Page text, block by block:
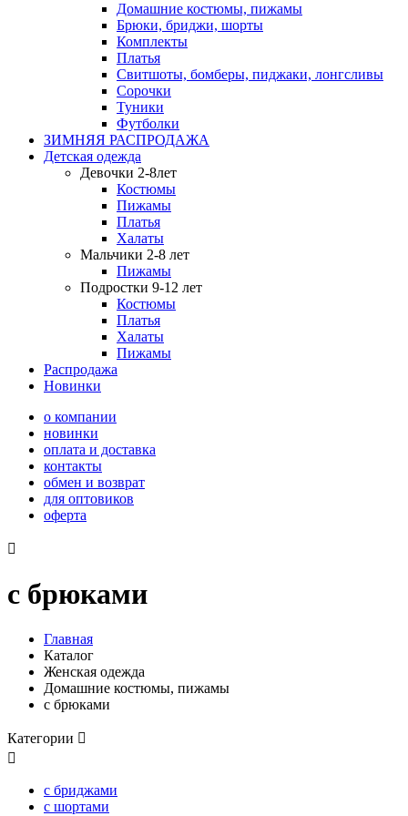
Домашние костюмы, пижамы
Брюки, бриджи, шорты
Комплекты
Платья
Свитшоты, бомберы, пиджаки, лонгсливы
Сорочки
Туники
Футболки
ЗИМНЯЯ РАСПРОДАЖА
Детская одежда
Девочки 2-8лет
Костюмы
Пижамы
Платья
Халаты
Мальчики 2-8 лет
Пижамы
Подростки 9-12 лет
Костюмы
Платья
Халаты
Пижамы
Распродажа
Новинки
о компании
новинки
оплата и доставка
контакты
обмен и возврат
для оптовиков
оферта

с брюками
Главная
Каталог
Женская одежда
Домашние костюмы, пижамы
с брюками
Категории 

с бриджами
с шортами